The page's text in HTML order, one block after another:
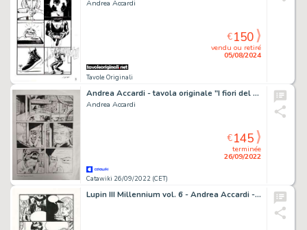
Andrea Accardi
Tavole Originali
vendu ou retiré
05/08/2024
€150
Andrea Accardi - tavola originale "I fiori del massacro"
Andrea Accardi
Catawiki 26/09/2022 (CET)
terminée
26/09/2022
€145
Lupin III Millennium vol. 6 - Andrea Accardi - tavola originale firmata - EO - (2002)